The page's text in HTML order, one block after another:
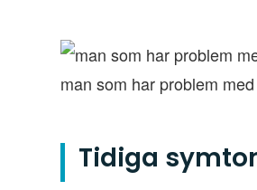
man som har problem
Tidiga